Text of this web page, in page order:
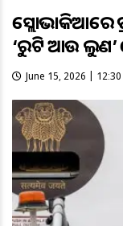
ସ୍ଲୋଭାକିଆରେ
‘ରୁଟି ଆଉ ଲୁଣ’
June 15, 2026 | 12:30